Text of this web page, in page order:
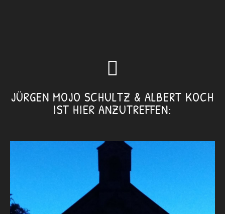
JÜRGEN MOJO SCHULTZ & ALBERT KOCH
IST HIER ANZUTREFFEN: